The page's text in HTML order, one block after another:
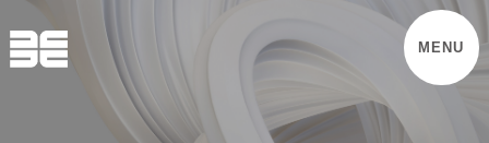
MENU